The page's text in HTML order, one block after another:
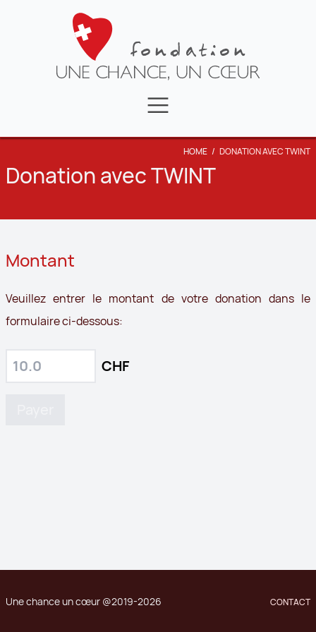
NEWS
LA FONDATION
CONTACT
TÉMOIGNAGES
HOME / DONATION AVEC TWINT
Donation avec TWINT
Montant
Veuillez entrer le montant de votre donation dans le
formulaire ci-dessous:
CHF
Une chance un cœur @2019-2026 CONTACT